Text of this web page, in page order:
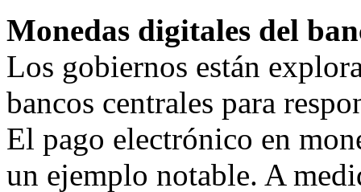
Monedas digitales del
Los gobiernos están
bancos centrales para
El pago electrónico en
un ejemplo notable. A